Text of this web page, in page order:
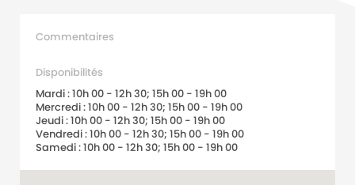
Commentaires
Disponibilités
Mardi : 10h 00 - 12h 30; 15h 00 - 19h 00
Mercredi : 10h 00 - 12h 30; 15h 00 - 19h 00
Jeudi : 10h 00 - 12h 30; 15h 00 - 19h 00
Vendredi : 10h 00 - 12h 30; 15h 00 - 19h 00
Samedi : 10h 00 - 12h 30; 15h 00 - 19h 00